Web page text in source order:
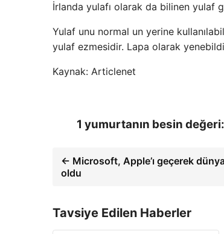
İrlanda yulafı olarak da bilinen yulaf
Yulaf unu normal un yerine
yulaf ezmesidir. Lapa olarak
Kaynak: Articlenet
1 yumurtanın besin
← Microsoft, Apple’ı geçerek
oldu
Tavsiye Edilen Haberler